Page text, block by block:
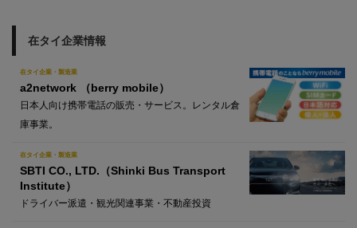
在タイ企業情報
在タイ企業・製造業
a2network （berry mobile）
日本人向け携帯電話の販売・サービス。レンタル倉
庫事業。
在タイ企業・製造業
SBTI CO., LTD.（Shinki Bus Transport
Institute）
ドライバー派遣・観光関連事業・不動産投資